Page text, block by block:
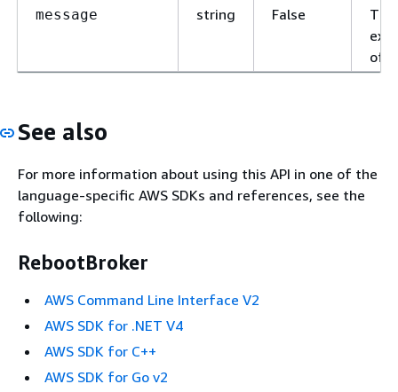
message string False
The
of
See also
For more information about using this API in one of the
language-specific AWS SDKs and references, see the
following:
RebootBroker
AWS Command Line Interface V2
AWS SDK for .NET V4
AWS SDK for C++
AWS SDK for Go v2